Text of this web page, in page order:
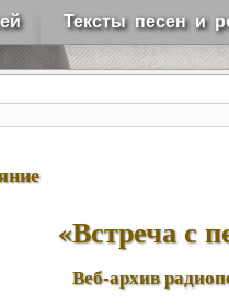
Тексты песен и
«Встреча с
Веб-архив